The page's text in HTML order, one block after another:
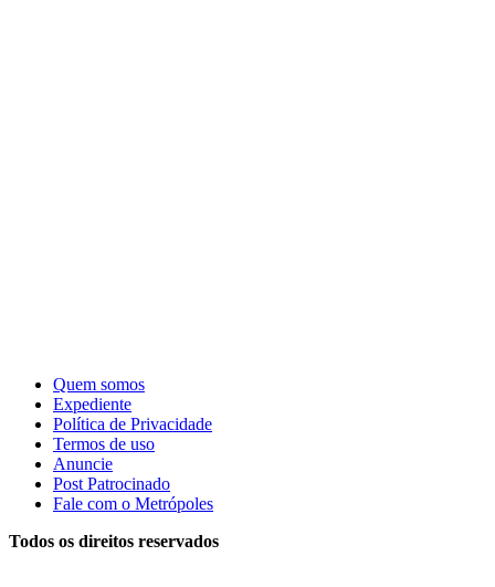
Quem somos
Expediente
Política de Privacidade
Termos de uso
Anuncie
Post Patrocinado
Fale com o Metrópoles
Todos os direitos reservados